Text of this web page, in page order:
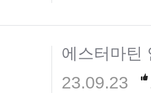
에스터마틴
23.09.23